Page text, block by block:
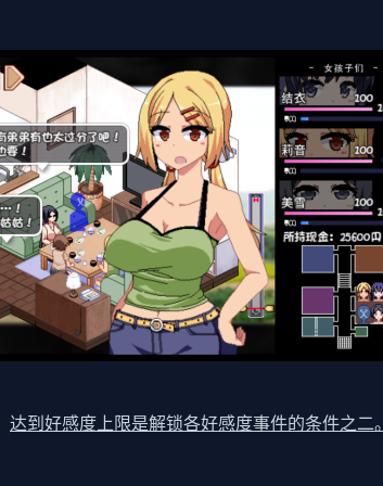
达到好感度上限是解锁各好感度事件的条件之二